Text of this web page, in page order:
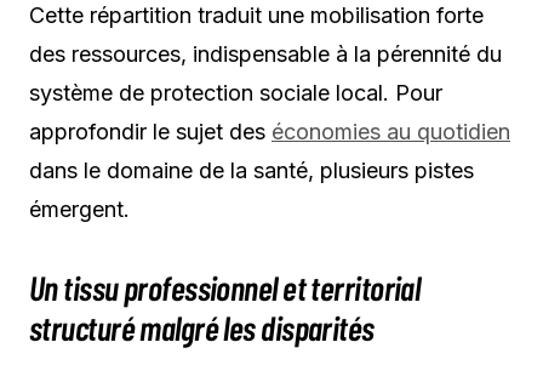
Cette répartition traduit une mobilisation forte
des ressources, indispensable à la pérennité du
système de protection sociale local. Pour
approfondir le sujet des économies au quotidien
dans le domaine de la santé, plusieurs pistes
émergent.
Un tissu professionnel et territorial
structuré malgré les disparités